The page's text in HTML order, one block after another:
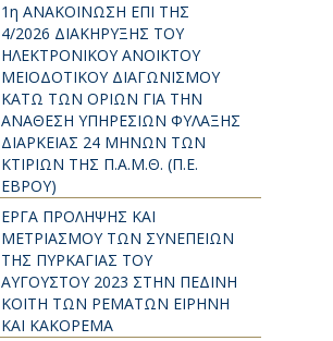
1η ΑΝΑΚΟΙΝΩΣΗ ΕΠΙ ΤΗΣ
4/2026 ΔΙΑΚΗΡΥΞΗΣ ΤΟΥ
ΗΛΕΚΤΡΟΝΙΚΟΥ ΑΝΟΙΚΤΟΥ
ΜΕΙΟΔΟΤΙΚΟΥ ΔΙΑΓΩΝΙΣΜΟΥ
ΚΑΤΩ ΤΩΝ ΟΡΙΩΝ ΓΙΑ ΤΗΝ
ΑΝΑΘΕΣΗ ΥΠΗΡΕΣΙΩΝ ΦΥΛΑΞΗΣ
ΔΙΑΡΚΕΙΑΣ 24 ΜΗΝΩΝ ΤΩΝ
ΚΤΙΡΙΩΝ ΤΗΣ Π.Α.Μ.Θ. (Π.Ε.
ΕΒΡΟΥ)
ΕΡΓΑ ΠΡΟΛΗΨΗΣ ΚΑΙ
ΜΕΤΡΙΑΣΜΟΥ ΤΩΝ ΣΥΝΕΠΕΙΩΝ
ΤΗΣ ΠΥΡΚΑΓΙΑΣ ΤΟΥ
ΑΥΓΟΥΣΤΟΥ 2023 ΣΤΗΝ ΠΕΔΙΝΗ
ΚΟΙΤΗ ΤΩΝ ΡΕΜΑΤΩΝ ΕΙΡΗΝΗ
ΚΑΙ ΚΑΚΟΡΕΜΑ